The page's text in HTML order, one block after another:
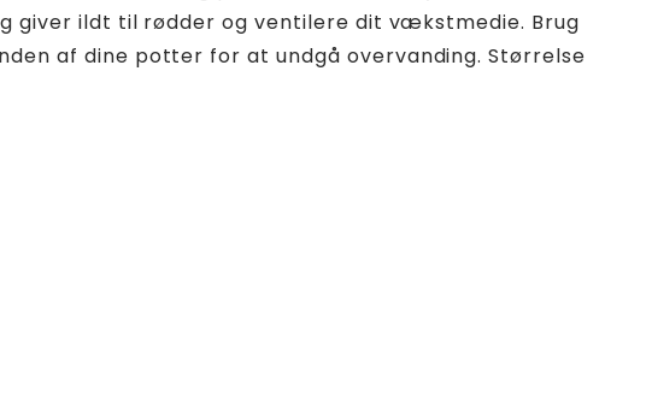
giver ildt til rødder og ventilere dit vækstmedie. Brug
af dine potter for at undgå overvanding. Størrelse